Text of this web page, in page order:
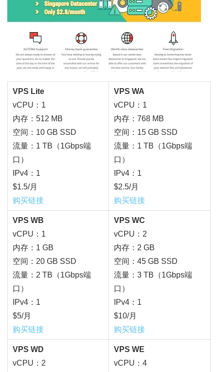
VPS Lite
vCPU：1
内存：512 MB
空间：10 GB SSD
流量：1 TB（1Gbps端
口）
IPv4：1
$1.5/月
购买链接
VPS WA
vCPU：1
内存：768 MB
空间：15 GB SSD
流量：1 TB（1Gbps端
口）
IPv4：1
$2.5/月
购买链接
VPS WB
vCPU：1
内存：1 GB
空间：20 GB SSD
流量：2 TB（1Gbps端
口）
IPv4：1
$5/月
购买链接
VPS WC
vCPU：2
内存：2 GB
空间：45 GB SSD
流量：3 TB（1Gbps端
口）
IPv4：1
$10/月
购买链接
VPS WD
vCPU：2
VPS WE
vCPU：4